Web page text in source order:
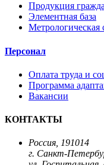
Продукция
Элементная база
Метрологическая
Персонал
Оплата труда и
Программа
Вакансии
КОНТАКТЫ
Россия, 191014
г. Санкт-